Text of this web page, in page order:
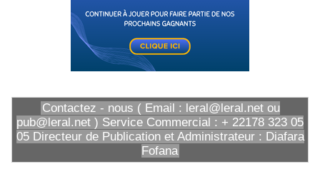
Contactez - nous ( Email : leral@leral.net ou
pub@leral.net ) Service Commercial : + 22178 323 05
05 Directeur de Publication et Administrateur : Diafara
Fofana